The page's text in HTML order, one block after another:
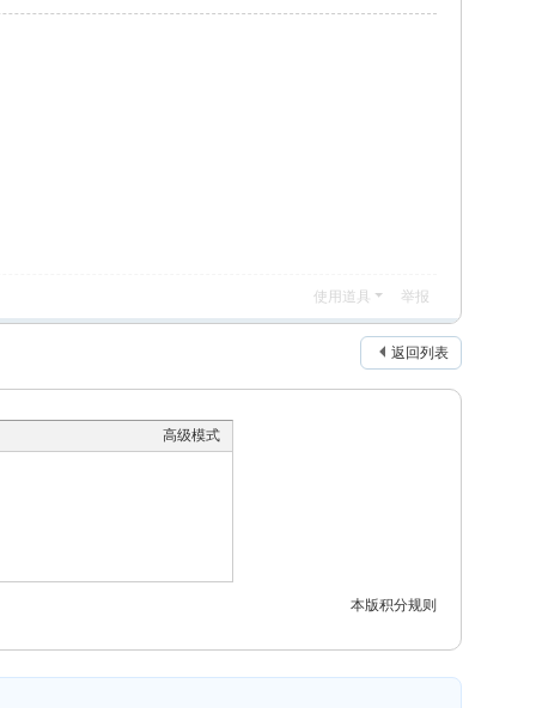
使用道具 举报
返回列表
高级模式
本版积分规则